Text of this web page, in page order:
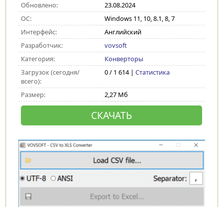
Обновлено:
23.08.2024
ОС:
Windows 11, 10, 8.1, 8, 7
Интерфейс:
Английский
Разработчик:
vovsoft
Категория:
Конверторы
Загрузок (сегодня/
всего):
0 / 1 614 | Статистика
Размер: 2,27 Мб
СКАЧАТЬ